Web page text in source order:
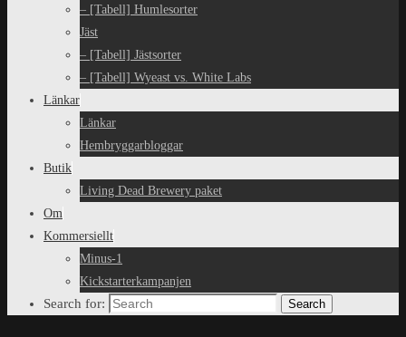
– [Tabell] Humlesorter
Jäst
– [Tabell] Jästsorter
– [Tabell] Wyeast vs. White Labs
Länkar
Länkar
Hembryggarbloggar
Butik
Living Dead Brewery paket
Om
Kommersiellt
Minus-1
Kickstarterkampanjen
Search for: Search